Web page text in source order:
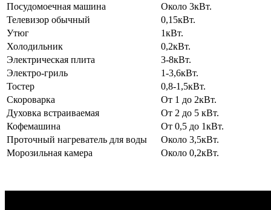
Посудомоечная машина
Около 3кВт.
Телевизор обычный
0,15кВт.
Утюг
1кВт.
Холодильник
0,2кВт.
Электрическая плита
3-8кВт.
Электро-гриль
1-3,6кВт.
Тостер
0,8-1,5кВт.
Скороварка
От 1 до 2кВт.
Духовка встраиваемая
От 2 до 5 кВт.
Кофемашина
От 0,5 до 1кВт.
Проточный нагреватель для воды
Около 3,5кВт.
Морозильная камера
Около 0,2кВт.